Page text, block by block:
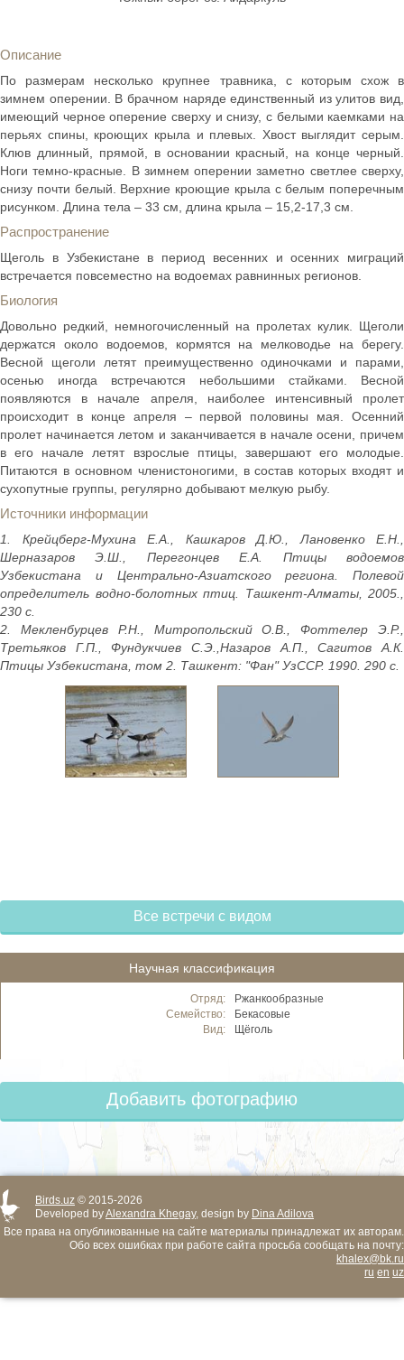
Описание
По размерам несколько крупнее травника, с которым схож в
зимнем оперении. В брачном наряде единственный из улитов вид,
имеющий черное оперение сверху и снизу, с белыми каемками на
перьях спины, кроющих крыла и плевых. Хвост выглядит серым.
Клюв длинный, прямой, в основании красный, на конце черный.
Ноги темно-красные. В зимнем оперении заметно светлее сверху,
снизу почти белый. Верхние кроющие крыла с белым поперечным
рисунком. Длина тела – 33 см, длина крыла – 15,2-17,3 см.
Распространение
Щеголь в Узбекистане в период весенних и осенних миграций
встречается повсеместно на водоемах равнинных регионов.
Биология
Довольно редкий, немногочисленный на пролетах кулик. Щеголи
держатся около водоемов, кормятся на мелководье на берегу.
Весной щеголи летят преимущественно одиночками и парами,
осенью иногда встречаются небольшими стайками. Весной
появляются в начале апреля, наиболее интенсивный пролет
происходит в конце апреля – первой половины мая. Осенний
пролет начинается летом и заканчивается в начале осени, причем
в его начале летят взрослые птицы, завершают его молодые.
Питаются в основном членистоногими, в состав которых входят и
сухопутные группы, регулярно добывают мелкую рыбу.
Источники информации
1. Крейцберг-Мухина Е.А., Кашкаров Д.Ю., Лановенко Е.Н.,
Шерназаров Э.Ш., Перегонцев Е.А. Птицы водоемов
Узбекистана и Центрально-Азиатского региона. Полевой
определитель водно-болотных птиц. Ташкент-Алматы, 2005.,
230 с.
2. Мекленбурцев Р.Н., Митропольский О.В., Фоттелер Э.Р.,
Третьяков Г.П., Фундукчиев С.Э.,Назаров А.П., Сагитов А.К.
Птицы Узбекистана, том 2. Ташкент: "Фан" УзССР. 1990. 290 с.
Все встречи с видом
Научная классификация
Отряд:
Ржанкообразные
Семейство:
Бекасовые
Вид:
Щёголь
Добавить фотографию
Birds.uz © 2015-2026
Developed byAlexandra Khegay, design by Dina Adilova
Все права на опубликованные на сайте материалы принадлежат их авторам.
Обо всех ошибках при работе сайта просьба сообщать на почту:
khalex@bk.ru
ru en uz